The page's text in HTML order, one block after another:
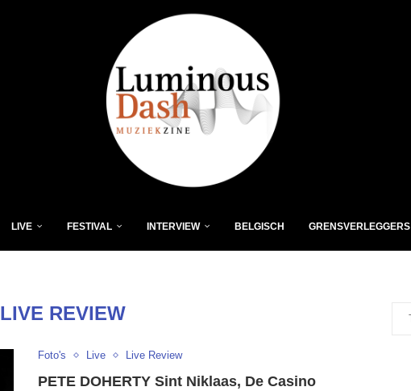
LIVE FESTIVAL INTERVIEW BELGISCH GRENSVERLEGGERS
LIVE REVIEW
Foto's Live Live Review
PETE DOHERTY Sint Niklaas, De Casino